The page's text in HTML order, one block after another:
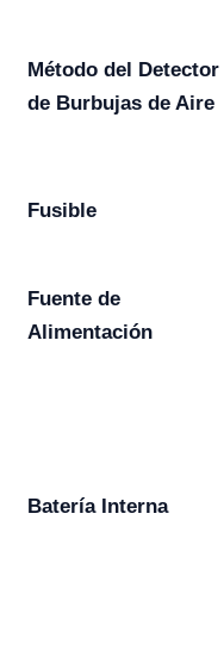
Método del Detector
de Burbujas de Aire
Fusible
Fuente de
Alimentación
Batería Interna